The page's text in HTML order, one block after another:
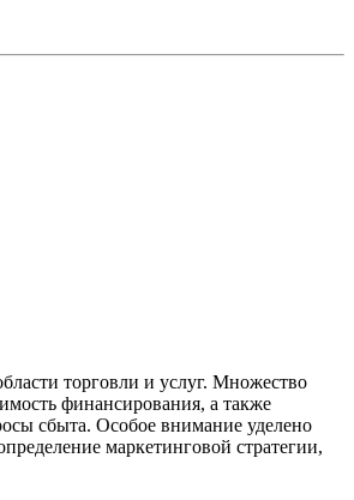
торговли и услуг. Множество
финансирования, а также
сбыта. Особое внимание уделено
маркетинговой стратегии,